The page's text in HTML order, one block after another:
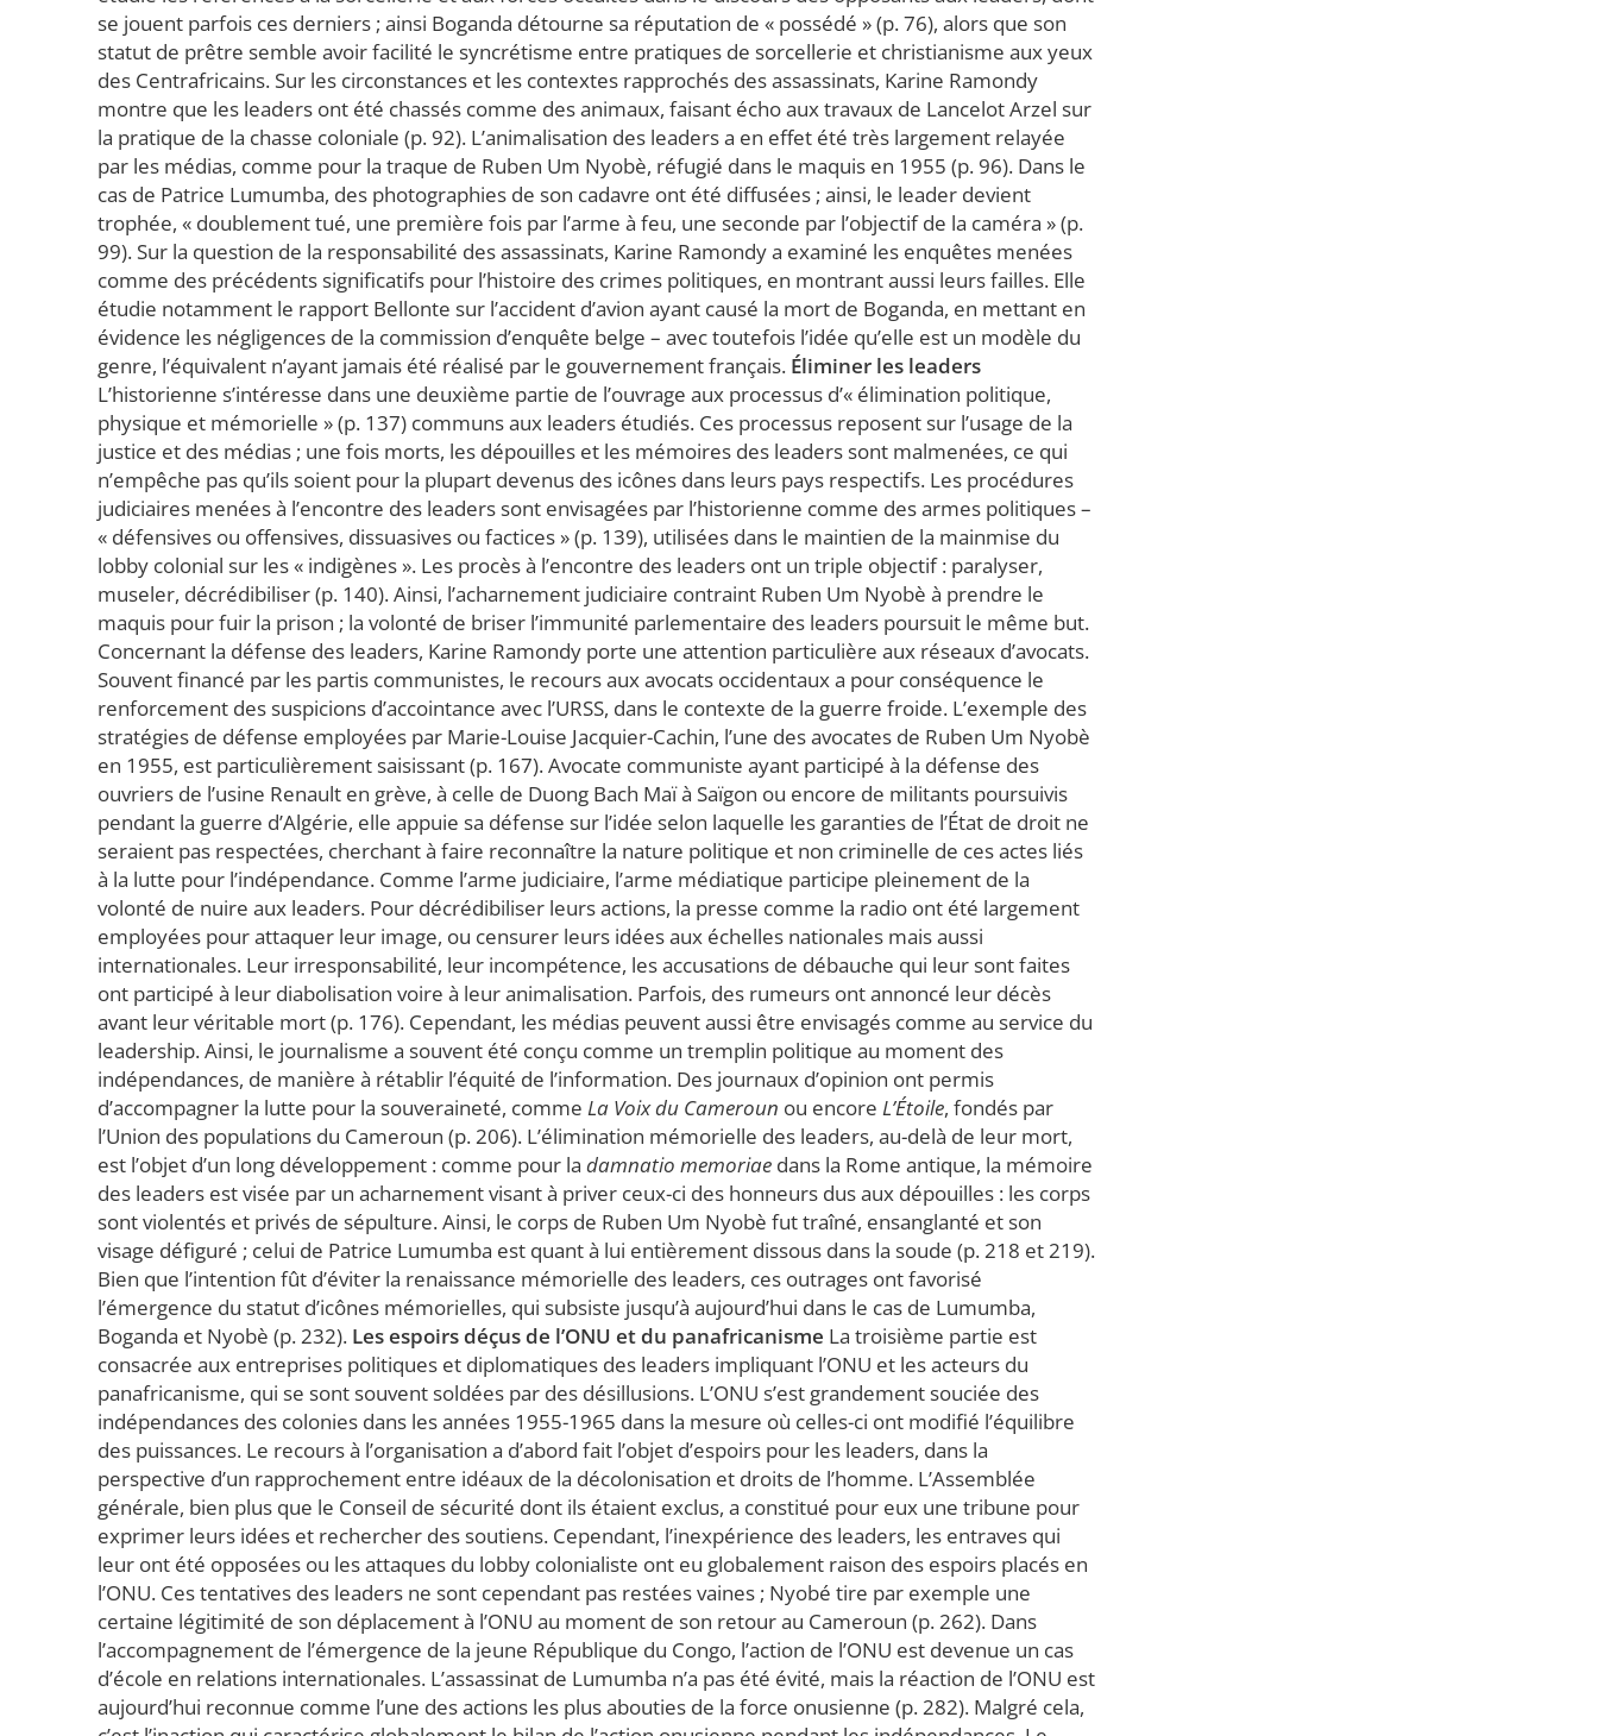
se jouent parfois ces derniers ; ainsi Boganda détourne sa réputation de « possédé » (p. 76), alors que son
statut de prêtre semble avoir facilité le syncrétisme entre pratiques de sorcellerie et christianisme aux yeux
des Centrafricains. Sur les circonstances et les contextes rapprochés des assassinats, Karine Ramondy
montre que les leaders ont été chassés comme des animaux, faisant écho aux travaux de Lancelot Arzel sur
la pratique de la chasse coloniale (p. 92). L’animalisation des leaders a en effet été très largement relayée
par les médias, comme pour la traque de Ruben Um Nyobè, réfugié dans le maquis en 1955 (p. 96). Dans le
cas de Patrice Lumumba, des photographies de son cadavre ont été diffusées ; ainsi, le leader devient
trophée, « doublement tué, une première fois par l’arme à feu, une seconde par l’objectif de la caméra » (p.
99). Sur la question de la responsabilité des assassinats, Karine Ramondy a examiné les enquêtes menées
comme des précédents significatifs pour l’histoire des crimes politiques, en montrant aussi leurs failles. Elle
étudie notamment le rapport Bellonte sur l’accident d’avion ayant causé la mort de Boganda, en mettant en
évidence les négligences de la commission d’enquête belge – avec toutefois l’idée qu’elle est un modèle du
genre, l’équivalent n’ayant jamais été réalisé par le gouvernement français. Éliminer les leaders
L’historienne s’intéresse dans une deuxième partie de l’ouvrage aux processus d’« élimination politique,
physique et mémorielle » (p. 137) communs aux leaders étudiés. Ces processus reposent sur l’usage de la
justice et des médias ; une fois morts, les dépouilles et les mémoires des leaders sont malmenées, ce qui
n’empêche pas qu’ils soient pour la plupart devenus des icônes dans leurs pays respectifs. Les procédures
judiciaires menées à l’encontre des leaders sont envisagées par l’historienne comme des armes politiques –
« défensives ou offensives, dissuasives ou factices » (p. 139), utilisées dans le maintien de la mainmise du
lobby colonial sur les « indigènes ». Les procès à l’encontre des leaders ont un triple objectif : paralyser,
museler, décrédibiliser (p. 140). Ainsi, l’acharnement judiciaire contraint Ruben Um Nyobè à prendre le
maquis pour fuir la prison ; la volonté de briser l’immunité parlementaire des leaders poursuit le même but.
Concernant la défense des leaders, Karine Ramondy porte une attention particulière aux réseaux d’avocats.
Souvent financé par les partis communistes, le recours aux avocats occidentaux a pour conséquence le
renforcement des suspicions d’accointance avec l’URSS, dans le contexte de la guerre froide. L’exemple des
stratégies de défense employées par Marie-Louise Jacquier-Cachin, l’une des avocates de Ruben Um Nyobè
en 1955, est particulièrement saisissant (p. 167). Avocate communiste ayant participé à la défense des
ouvriers de l’usine Renault en grève, à celle de Duong Bach Maï à Saïgon ou encore de militants poursuivis
pendant la guerre d’Algérie, elle appuie sa défense sur l’idée selon laquelle les garanties de l’État de droit ne
seraient pas respectées, cherchant à faire reconnaître la nature politique et non criminelle de ces actes liés
à la lutte pour l’indépendance. Comme l’arme judiciaire, l’arme médiatique participe pleinement de la
volonté de nuire aux leaders. Pour décrédibiliser leurs actions, la presse comme la radio ont été largement
employées pour attaquer leur image, ou censurer leurs idées aux échelles nationales mais aussi
internationales. Leur irresponsabilité, leur incompétence, les accusations de débauche qui leur sont faites
ont participé à leur diabolisation voire à leur animalisation. Parfois, des rumeurs ont annoncé leur décès
avant leur véritable mort (p. 176). Cependant, les médias peuvent aussi être envisagés comme au service du
leadership. Ainsi, le journalisme a souvent été conçu comme un tremplin politique au moment des
indépendances, de manière à rétablir l’équité de l’information. Des journaux d’opinion ont permis
d’accompagner la lutte pour la souveraineté, comme La Voix du Cameroun ou encore L’Étoile, fondés par
l’Union des populations du Cameroun (p. 206). L’élimination mémorielle des leaders, au-delà de leur mort,
est l’objet d’un long développement : comme pour la damnatio memoriae dans la Rome antique, la mémoire
des leaders est visée par un acharnement visant à priver ceux-ci des honneurs dus aux dépouilles : les corps
sont violentés et privés de sépulture. Ainsi, le corps de Ruben Um Nyobè fut traîné, ensanglanté et son
visage défiguré ; celui de Patrice Lumumba est quant à lui entièrement dissous dans la soude (p. 218 et 219).
Bien que l’intention fût d’éviter la renaissance mémorielle des leaders, ces outrages ont favorisé
l’émergence du statut d’icônes mémorielles, qui subsiste jusqu’à aujourd’hui dans le cas de Lumumba,
Boganda et Nyobè (p. 232). Les espoirs déçus de l’ONU et du panafricanisme La troisième partie est
consacrée aux entreprises politiques et diplomatiques des leaders impliquant l’ONU et les acteurs du
panafricanisme, qui se sont souvent soldées par des désillusions. L’ONU s’est grandement souciée des
indépendances des colonies dans les années 1955-1965 dans la mesure où celles-ci ont modifié l’équilibre
des puissances. Le recours à l’organisation a d’abord fait l’objet d’espoirs pour les leaders, dans la
perspective d’un rapprochement entre idéaux de la décolonisation et droits de l’homme. L’Assemblée
générale, bien plus que le Conseil de sécurité dont ils étaient exclus, a constitué pour eux une tribune pour
exprimer leurs idées et rechercher des soutiens. Cependant, l’inexpérience des leaders, les entraves qui
leur ont été opposées ou les attaques du lobby colonialiste ont eu globalement raison des espoirs placés en
l’ONU. Ces tentatives des leaders ne sont cependant pas restées vaines ; Nyobé tire par exemple une
certaine légitimité de son déplacement à l’ONU au moment de son retour au Cameroun (p. 262). Dans
l’accompagnement de l’émergence de la jeune République du Congo, l’action de l’ONU est devenue un cas
d’école en relations internationales. L’assassinat de Lumumba n’a pas été évité, mais la réaction de l’ONU est
aujourd’hui reconnue comme l’une des actions les plus abouties de la force onusienne (p. 282). Malgré cela,